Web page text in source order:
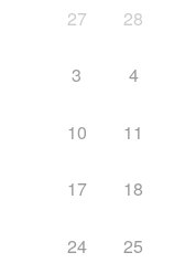
27
28
3 4
10 11
17 18
24 25